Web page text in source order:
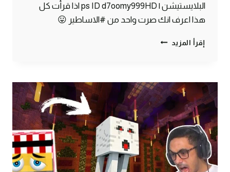
البلايستيشن | ps ID d7oomy999HD اذا قرأت كل
هذا اعرف انك صرت واحد من #الاساطير 😛
إقرأ المزيد ماين
حصلت
أشياء
نادرة
بالكهف
!